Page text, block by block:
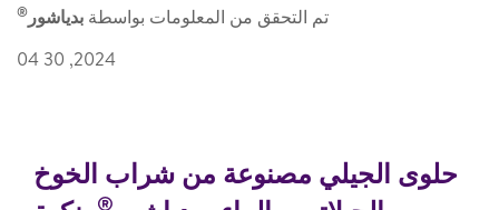
تم التحقق من المعلومات بواسطة بدياشور ®
2024, 30 04
حلوى الجيلي مصنوعة من شراب الخوخ
®